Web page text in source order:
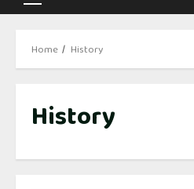
Primary
Home History
History